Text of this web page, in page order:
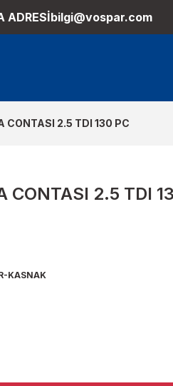
ADRESİbilgi@vospar.com
CONTASI 2.5 TDI 130 PC
CONTASI 2.5 TDI
KASNAK